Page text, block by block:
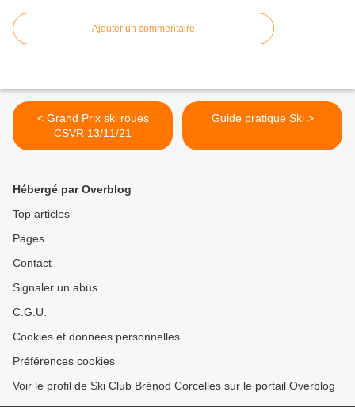
Ajouter un commentaire
< Grand Prix ski roues
CSVR 13/11/21
Guide pratique Ski >
Hébergé par Overblog
Top articles
Pages
Contact
Signaler un abus
C.G.U.
Cookies et données personnelles
Préférences cookies
Voir le profil de Ski Club Brénod Corcelles sur le portail Overblog